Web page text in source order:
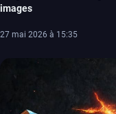
images
27 mai 2026 à 15:35